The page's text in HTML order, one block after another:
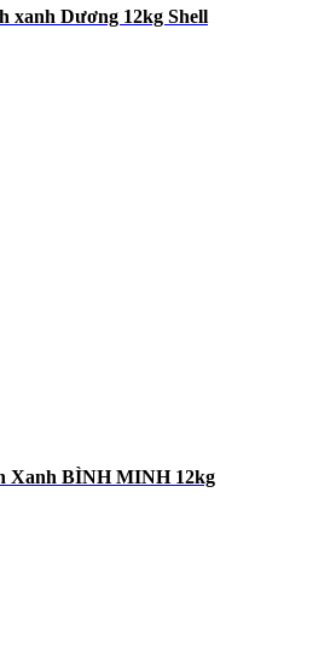
xanh Dương 12kg Shell
Xanh BÌNH MINH 12kg